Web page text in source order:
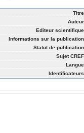
Editeur
Informations sur la
Statut de
Sujet